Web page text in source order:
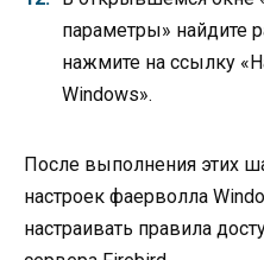
параметры» найдите
нажмите на ссылку
Windows».
После выполнения этих
настроек фаерволла
настраивать правила